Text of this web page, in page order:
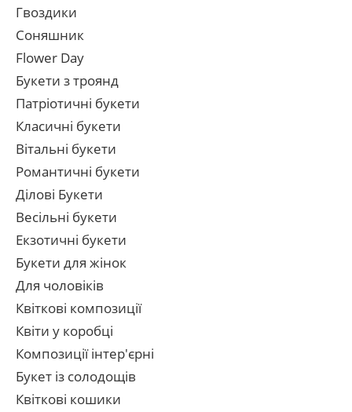
Гвоздики
Соняшник
Flower Day
Букети з троянд
Патріотичні букети
Класичні букети
Вітальні букети
Романтичні букети
Ділові Букети
Весільні букети
Екзотичні букети
Букети для жінок
Для чоловіків
Квіткові композиції
Квіти у коробці
Композиції інтер'єрні
Букет із солодощів
Квіткові кошики